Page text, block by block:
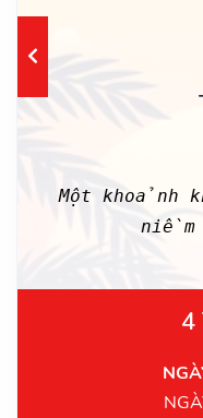
Một khoảnh
4